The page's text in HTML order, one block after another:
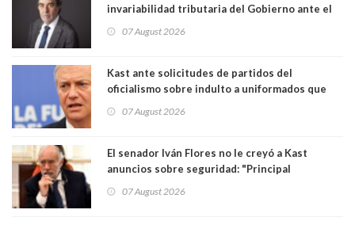
invariabilidad tributaria del Gobierno ante el
democracia” y "defendemos la alternancia en el
07 August 2026
Kast ante solicitudes de partidos del
oficialismo sobre indulto a uniformados que
07 August 2026
El senador Iván Flores no le creyó a Kast
anuncios sobre seguridad: "Principal
perseguir ruta del dinero y levantar secreto
07 August 2026